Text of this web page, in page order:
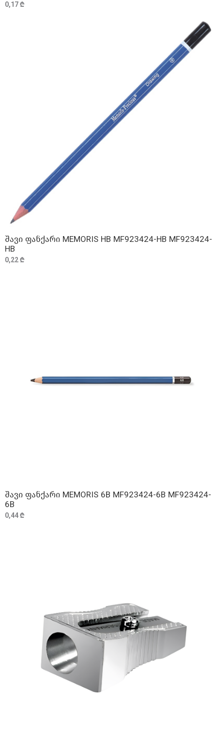
0,17 ₾
ᲓᲐᲛᲐᲢᲔᲑᲐ
შავი ფანქარი MEMORIS HB MF923424-HB MF923424-
HB
0,22 ₾
ᲓᲐᲛᲐᲢᲔᲑᲐ
შავი ფანქარი MEMORIS 6B MF923424-6B MF923424-
6B
0,44 ₾